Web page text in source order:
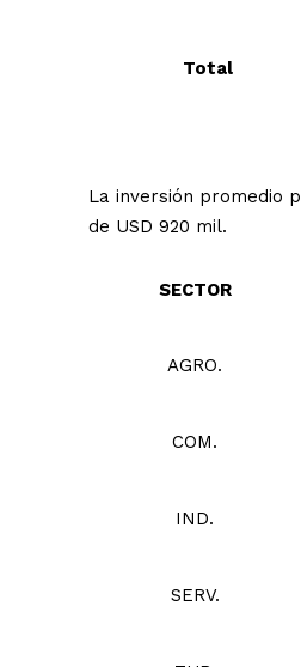
Total
La inversión promedio
de USD 920 mil.
SECTOR
AGRO.
COM.
IND.
SERV.